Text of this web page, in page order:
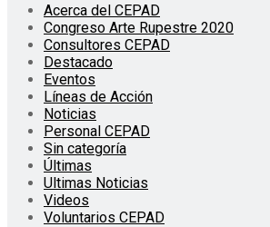
Acerca del CEPAD
Congreso Arte Rupestre 2020
Consultores CEPAD
Destacado
Eventos
Líneas de Acción
Noticias
Personal CEPAD
Sin categoría
Últimas
Ultimas Noticias
Videos
Voluntarios CEPAD